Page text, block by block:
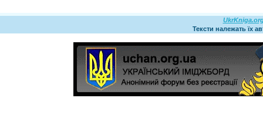
Тексти належать їх